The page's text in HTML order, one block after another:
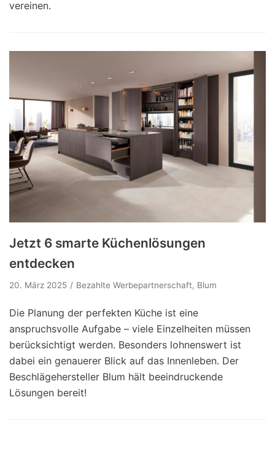
vereinen.
Jetzt 6 smarte Küchenlösungen
entdecken
20. März 2025 Bezahlte Werbepartnerschaft, Blum
Die Planung der perfekten Küche ist eine
anspruchsvolle Aufgabe – viele Einzelheiten müssen
berücksichtigt werden. Besonders lohnenswert ist
dabei ein genauerer Blick auf das Innenleben. Der
Beschlägehersteller Blum hält beeindruckende
Lösungen bereit!